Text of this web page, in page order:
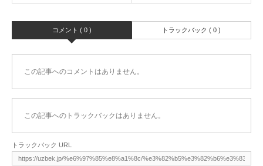
コメント ( 0 ) トラックバック ( 0 )
この記事へのコメントはありません。
この記事へのトラックバックはありません。
トラックバック URL